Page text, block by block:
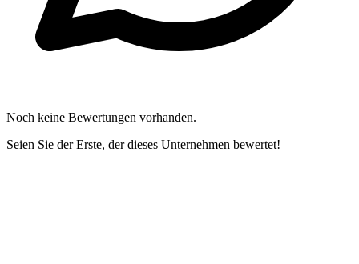
Noch keine Bewertungen vorhanden.
Seien Sie der Erste, der dieses Unternehmen bewertet!